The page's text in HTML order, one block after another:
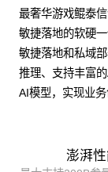
最奢华游戏鲲泰
敏捷落地的软硬
敏捷落地和私域
推理、支持丰富
AI模型，实现业务
澎湃